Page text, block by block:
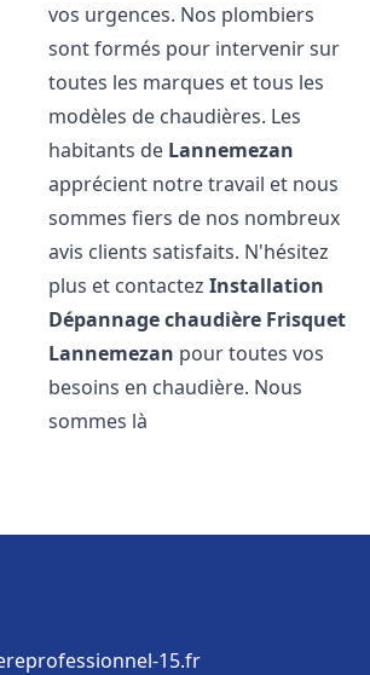
vos urgences. Nos plombiers
sont formés pour intervenir sur
toutes les marques et tous les
modèles de chaudières. Les
habitants de Lannemezan
apprécient notre travail et nous
sommes fiers de nos nombreux
avis clients satisfaits. N'hésitez
plus et contactezInstallation
Dépannage chaudière Frisquet
Lannemezan pour toutes vos
besoins en chaudière. Nous
sommes là
15.fr